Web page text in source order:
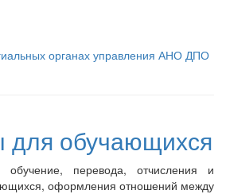
для обучающихся
перевода, отчисления и
оформления отношений между